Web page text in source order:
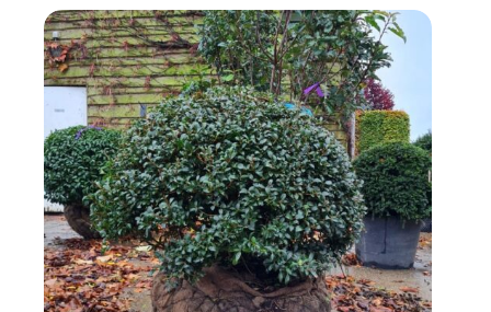
Deze
optie
kan
gekozen
worden
op
de
productpagina